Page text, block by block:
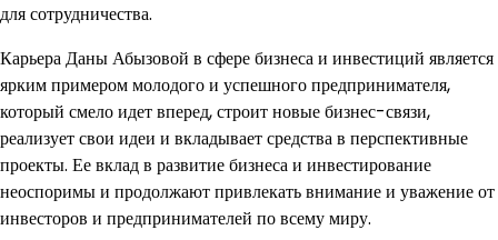
для сотрудничества.
Карьера Даны Абызовой в сфере бизнеса и инвестиций является
ярким примером молодого и успешного предпринимателя,
который смело идет вперед, строит новые бизнес-связи,
реализует свои идеи и вкладывает средства в перспективные
проекты. Ее вклад в развитие бизнеса и инвестирование
неоспоримы и продолжают привлекать внимание и уважение от
инвесторов и предпринимателей по всему миру.